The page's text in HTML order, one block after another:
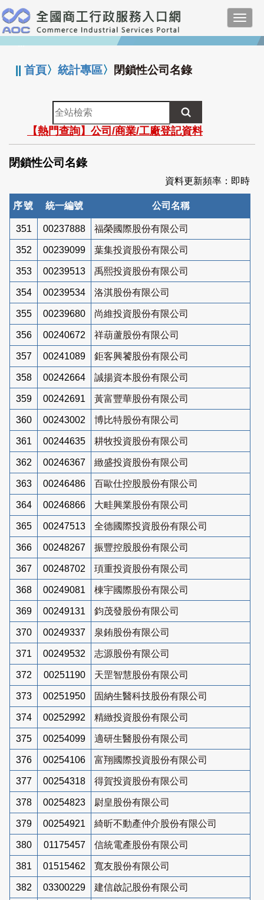
跳
到
主
要
:::
||首頁〉統計專區〉 閉鎖性公司名錄
全
站
檢
索
【熱門查詢】公司/商業/工廠登記資料
閉鎖性公司名錄
資料更新頻率：即時
序號 統一編號 公司名稱
351 00237888 福榮國際股份有限公司
352 00239099 葉集投資股份有限公司
353 00239513 禹熙投資股份有限公司
354 00239534 洛淇股份有限公司
355 00239680 尚維投資股份有限公司
356 00240672 祥葫蘆股份有限公司
357 00241089 鉅客興饕股份有限公司
358 00242664 誠揚資本股份有限公司
359 00242691 黃富豐華股份有限公司
360 00243002 博比特股份有限公司
361 00244635 耕牧投資股份有限公司
362 00246367 緻盛投資股份有限公司
363 00246486 百歐仕控股股份有限公司
364 00246866 大畦興業股份有限公司
365 00247513 全德國際投資股份有限公司
366 00248267 振豐控股股份有限公司
367 00248702 頊重投資股份有限公司
368 00249081 棟宇國際股份有限公司
369 00249131 鈞茂發股份有限公司
370 00249337 泉銪股份有限公司
371 00249532 志源股份有限公司
372 00251190 天罡智慧股份有限公司
373 00251950 固納生醫科技股份有限公司
374 00252992 精緻投資股份有限公司
375 00254099 適研生醫股份有限公司
376 00254106 富翔國際投資股份有限公司
377 00254318 得賀投資股份有限公司
378 00254823 尉皇股份有限公司
379 00254921 綺昕不動產仲介股份有限公司
380 01175457 信統電產股份有限公司
381 01515462 寬友股份有限公司
382 03300229 建信啟記股份有限公司